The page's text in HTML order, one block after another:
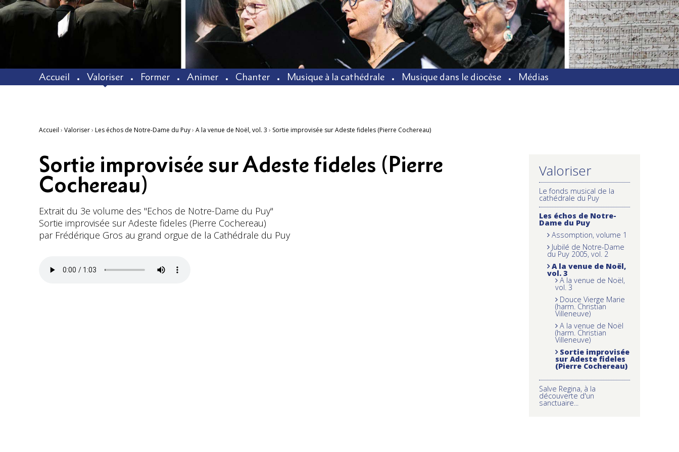
Accueil Valoriser Former Animer Chanter Musique à la cathédrale Musique dans le diocèse Médias
Accueil › Valoriser› Les échos de Notre-Dame du Puy› A la venue de Noël, vol. 3 › Sortie improvisée sur Adeste fideles (Pierre Cochereau)
NAVIGATION
Valoriser
Le fonds musical de la
cathédrale du Puy
Les échos de Notre-
Dame du Puy
Assomption, volume 1
Jubilé de Notre-Dame
du Puy 2005, vol. 2
A la venue de Noël,
vol. 3
A la venue de Noël,
vol. 3
Douce Vierge Marie
(harm. Christian
Villeneuve)
A la venue de Noël
(harm. Christian
Villeneuve)
Sortie improvisée
sur Adeste fideles
(Pierre Cochereau)
Salve Regina, à la
découverte d'un
sanctuaire...
Sortie improvisée sur Adeste fideles (Pierre
Cochereau)
Extrait du 3e volume des "Echos de Notre-Dame du Puy"
Sortie improvisée sur Adeste fideles (Pierre Cochereau)
par Frédérique Gros au grand orgue de la Cathédrale du Puy